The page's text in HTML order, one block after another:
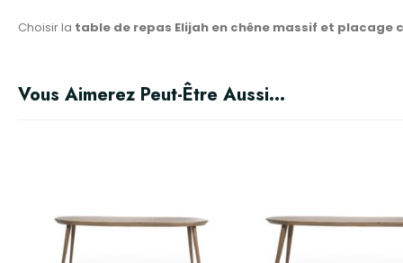
Choisir la table de repas Elijah en chêne massif et placage
Vous Aimerez Peut-Être Aussi…